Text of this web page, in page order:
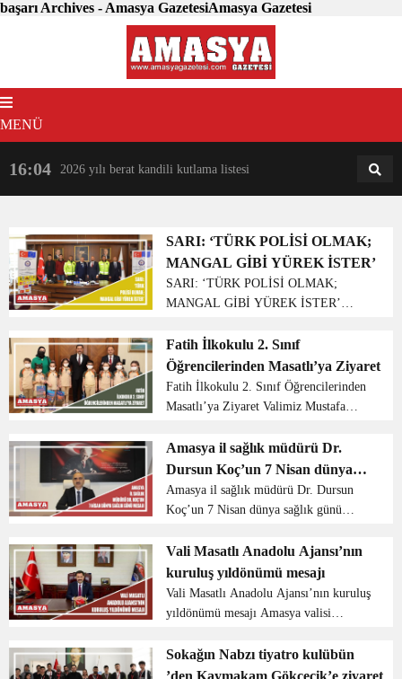
başarı Archives - Amasya GazetesiAmasya Gazetesi
MENÜ
16:04 2026 yılı berat kandili kutlama listesi 18:31
SARI: ‘TÜRK POLİSİ OLMAK;
MANGAL GİBİ YÜREK İSTER’
SARI: ‘TÜRK POLİSİ OLMAK;
MANGAL GİBİ YÜREK İSTER’
Polis teşkilatının 177. kuruluş
yıldönümü nedeniyle bir kutlama mesajı
yayımladı. Başkan Sarı mesajında;
“Ülkemi...
Fatih İlkokulu 2. Sınıf
Öğrencilerinden Masatlı’ya Ziyaret
Fatih İlkokulu 2. Sınıf Öğrencilerinden
Masatlı’ya Ziyaret Valimiz Mustafa
ziyaret etmek istediklerini belirten Fatih
İlkokulu 2. sınıf öğrencilerini misafir
etti. K...
Amasya il sağlık müdürü Dr.
Dursun Koç’un 7 Nisan dünya
sağlık günü mesajı
Amasya il sağlık müdürü Dr. Dursun
Koç’un 7 Nisan dünya sağlık günü
Dursun koç, 7 Nisan dünya sağlık günü
için yayımladığı mesajda şu ifadelere
yer verdi; “Yıllardır...
Vali Masatlı Anadolu Ajansı’nın
kuruluş yıldönümü mesajı
Vali Masatlı Anadolu Ajansı’nın kuruluş
yıldönümü mesajı Amasya valisi
kuruluş yıldönümü için bir mesaj
yayımladı vali Masatlı yayımladığı
Sokağın Nabzı tiyatro kulübün
’den Kaymakam Gökcecik’e ziyaret